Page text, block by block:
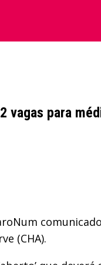
vagas para
Num
(CHA).